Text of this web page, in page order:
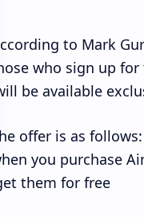
to Mark
who sign up for
be available
offer is as
you purchase
them for free.